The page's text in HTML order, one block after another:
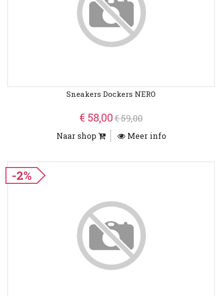
Sneakers Dockers NERO
€ 58,00€ 59,00
Naar shop Meer info
-2%